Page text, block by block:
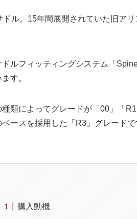
ドル。15年間展開されていた旧ア
ドルフィッティングシステム「
す。
種類によってグレードが「00」「
ベースを採用した「R3」グレード
購入動機